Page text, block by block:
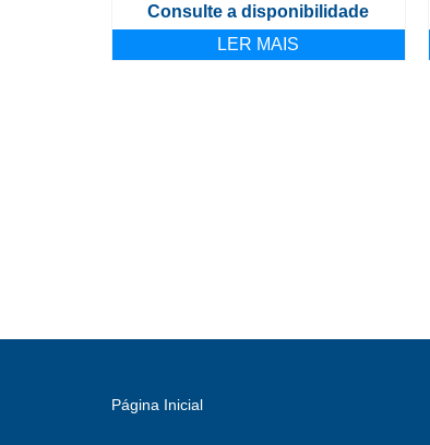
Consulte a disponibilidade
LER MAIS
Página Inicial